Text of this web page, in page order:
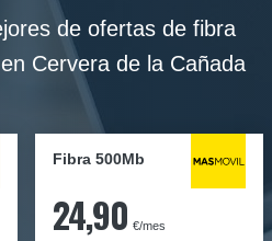
de ofertas de fibra
Cervera de la Cañada
Fibra 500Mb
24,90 €/mes